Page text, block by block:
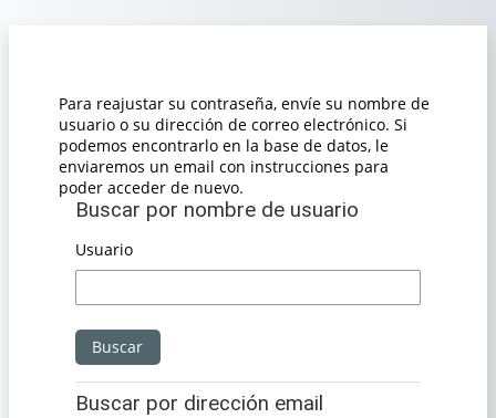
Para reajustar su contraseña, envíe su nombre de
usuario o su dirección de correo electrónico. Si
podemos encontrarlo en la base de datos, le
enviaremos un email con instrucciones para
poder acceder de nuevo.
Buscar por nombre de usuario
Buscar por nombre de usuario
Usuario
Buscar por dirección email
Buscar por dirección email